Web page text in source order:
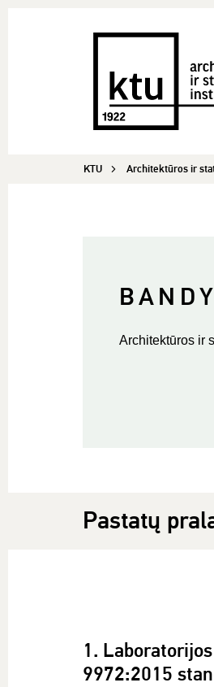
KTU Architektūros ir
Architektūros ir
Pastatų
1.
9972:2015